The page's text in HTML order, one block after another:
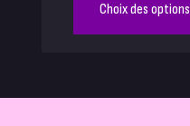
Choix des options